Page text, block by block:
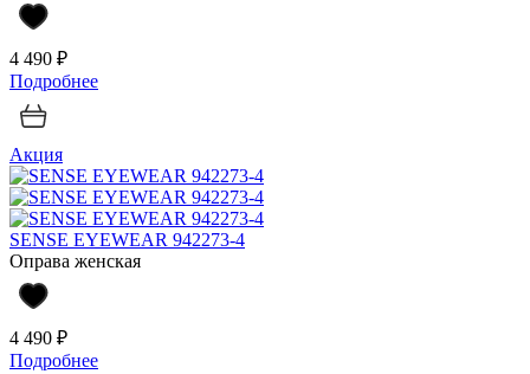
4 490 ₽
Подробнее
Акция
SENSE EYEWEAR 942273-4
Оправа женская
4 490 ₽
Подробнее